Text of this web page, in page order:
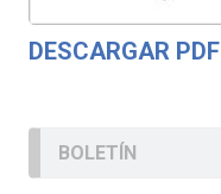
DESCARGAR PDF
BOLETÍN